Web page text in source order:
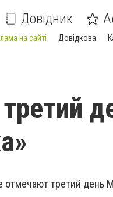
Довідник
на сайті Довідкова
отмечают третий день